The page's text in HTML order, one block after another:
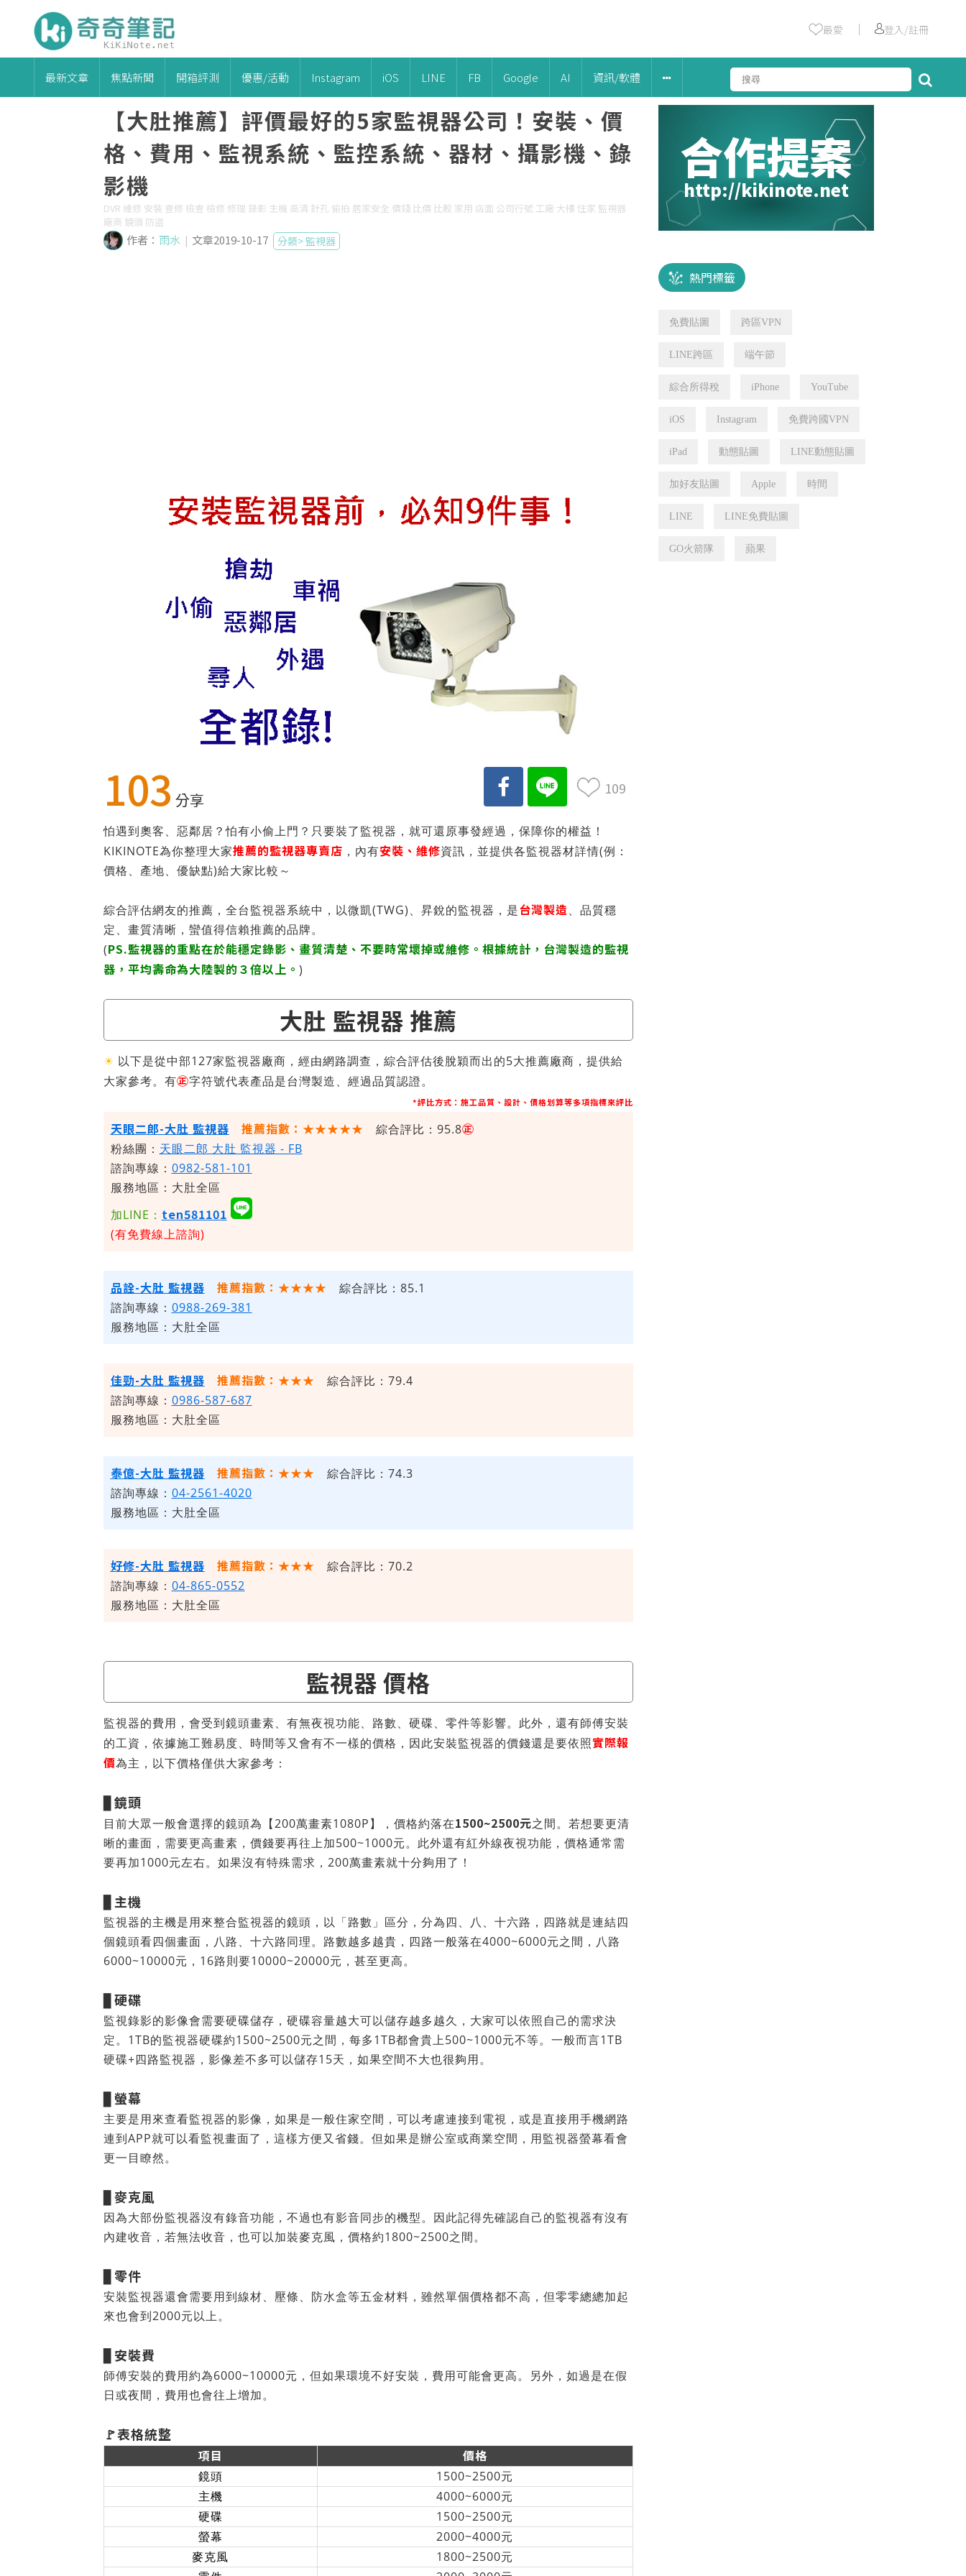
最愛 ｜ 登入/註冊
最新文章 焦點新聞 開箱評測 優惠/活動 Instagram iOS LINE FB Google AI 資訊/軟體
合作提案
http://kikinote.net
熱門標籤
免費貼圖 跨區VPN
LINE跨區 端午節
綜合所得稅 iPhone YouTube
iOS Instagram 免費跨國VPN
iPad 動態貼圖 LINE動態貼圖
加好友貼圖 Apple 時間
LINE LINE免費貼圖
GO火箭隊 蘋果
【大肚推薦】評價最好的5家監視器公司！安裝、價
格、費用、監視系統、監控系統、器材、攝影機、錄
影機
DVR 維修 安裝 查修 檢查 檢修 修理 錄影 主機 高清 針孔 偷拍 居家安全 價錢 比價 比較 家用 店面 公司行號 工廠 大樓 住家 監視器
廠商 鏡頭 防盜
作者： 雨水 | 文章2019-10-17 分類>監視器
103 分享
109
怕遇到奧客、惡鄰居？怕有小偷上門？只要裝了監視器，就可還原事發經過，保障你的權益！
KIKINOTE為你整理大家推薦的監視器專賣店 ，內有安裝、維修資訊，並提供各監視器材詳情(例：
價格、產地、優缺點)給大家比較～
綜合評估網友的推薦，全台監視器系統中，以微凱(TWG)、昇銳的監視器，是台灣製造、品質穩
定、畫質清晰，蠻值得信賴推薦的品牌。
(PS.監視器的重點在於能穩定錄影、畫質清楚、不要時常壞掉或維修。根據統計，台灣製造的監視
器，平均壽命為大陸製的３倍以上。 )
大肚 監視器 推薦
☀ 以下是從中部127家監視器廠商，經由網路調查，綜合評估後脫穎而出的5大推薦廠商，提供給
大家參考。有㊣字符號代表產品是台灣製造、經過品質認證。
*評比方式：施工品質、設計、價格划算等多項指標來評比
天眼二郎-大肚 監視器 推薦指數：★★★★★ 綜合評比：95.8㊣
粉絲團： 天眼二郎 大肚 監視器 - FB
諮詢專線： 0982-581-101
服務地區：大肚全區
加LINE： ten581101
(有免費線上諮詢)
品詮-大肚 監視器 推薦指數：★★★★
綜合評比：85.1
諮詢專線： 0988-269-381
服務地區：大肚全區
佳勁-大肚 監視器 推薦指數：★★★
綜合評比：79.4
諮詢專線： 0986-587-687
服務地區：大肚全區
泰億-大肚 監視器 推薦指數：★★★
綜合評比：74.3
諮詢專線： 04-2561-4020
服務地區：大肚全區
好修-大肚 監視器 推薦指數：★★★
綜合評比：70.2
諮詢專線： 04-865-0552
服務地區：大肚全區
監視器 價格
監視器的費用，會受到鏡頭畫素、有無夜視功能、路數、硬碟、零件等影響。此外，還有師傅安裝
的工資，依據施工難易度、時間等又會有不一樣的價格，因此安裝監視器的價錢還是要依照實際報
價為主，以下價格僅供大家參考：
鏡頭
目前大眾一般會選擇的鏡頭為【200萬畫素1080P】，價格約落在1500~2500元之間。若想要更清
晰的畫面，需要更高畫素，價錢要再往上加500~1000元。此外還有紅外線夜視功能，價格通常需
要再加1000元左右。如果沒有特殊需求，200萬畫素就十分夠用了！
主機
監視器的主機是用來整合監視器的鏡頭，以「路數」區分，分為四、八、十六路，四路就是連結四
個鏡頭看四個畫面，八路、十六路同理。路數越多越貴，四路一般落在4000~6000元之間，八路
6000~10000元，16路則要10000~20000元，甚至更高。
硬碟
監視錄影的影像會需要硬碟儲存，硬碟容量越大可以儲存越多越久，大家可以依照自己的需求決
定。1TB的監視器硬碟約1500~2500元之間，每多1TB都會貴上500~1000元不等。一般而言1TB
硬碟+四路監視器，影像差不多可以儲存15天，如果空間不大也很夠用。
螢幕
主要是用來查看監視器的影像，如果是一般住家空間，可以考慮連接到電視，或是直接用手機網路
連到APP就可以看監視畫面了，這樣方便又省錢。但如果是辦公室或商業空間，用監視器螢幕看會
更一目瞭然。
麥克風
因為大部份監視器沒有錄音功能，不過也有影音同步的機型。因此記得先確認自己的監視器有沒有
內建收音，若無法收音，也可以加裝麥克風，價格約1800~2500之間。
零件
安裝監視器還會需要用到線材、壓條、防水盒等五金材料，雖然單個價格都不高，但零零總總加起
來也會到2000元以上。
安裝費
師傅安裝的費用約為6000~10000元，但如果環境不好安裝，費用可能會更高。另外，如過是在假
日或夜間，費用也會往上增加。
🚩表格統整
項目 價格
鏡頭
1500~2500元
主機
4000~6000元
硬碟
1500~2500元
螢幕
2000~4000元
麥克風
1800~2500元